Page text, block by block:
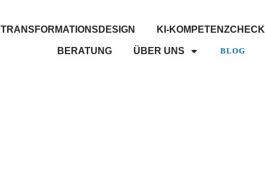
TRANSFORMATIONSDESIGN KI-KOMPETENZCHECK
BERATUNG ÜBER UNS BLOG